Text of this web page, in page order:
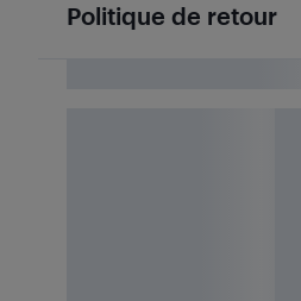
Politique de retour